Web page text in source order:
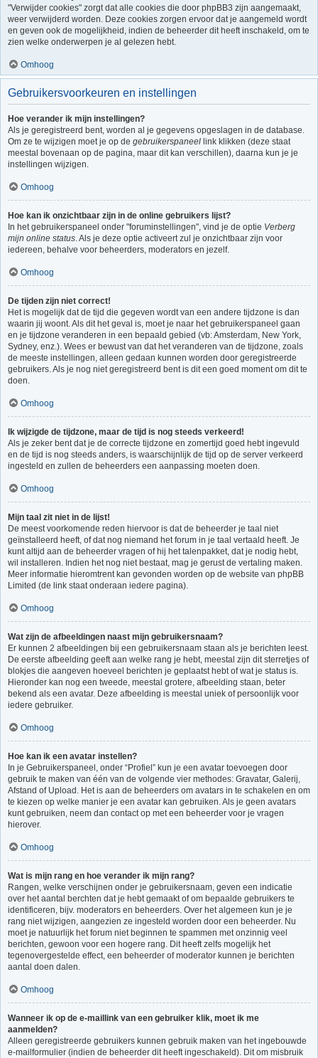
"Verwijder cookies" zorgt dat alle cookies die door phpBB3 zijn aangemaakt,
weer verwijderd worden. Deze cookies zorgen ervoor dat je aangemeld wordt
en geven ook de mogelijkheid, indien de beheerder dit heeft inschakeld, om te
zien welke onderwerpen je al gelezen hebt.
Omhoog
Gebruikersvoorkeuren en instellingen
Hoe verander ik mijn instellingen?
Als je geregistreerd bent, worden al je gegevens opgeslagen in de database.
Om ze te wijzigen moet je op de gebruikerspaneel link klikken (deze staat
meestal bovenaan op de pagina, maar dit kan verschillen), daarna kun je je
instellingen wijzigen.
Omhoog
Hoe kan ik onzichtbaar zijn in de online gebruikers lijst?
In het gebruikerspaneel onder "foruminstellingen", vind je de optie Verberg
mijn online status. Als je deze optie activeert zul je onzichtbaar zijn voor
iedereen, behalve voor beheerders, moderators en jezelf.
Omhoog
De tijden zijn niet correct!
Het is mogelijk dat de tijd die gegeven wordt van een andere tijdzone is dan
waarin jij woont. Als dit het geval is, moet je naar het gebruikerspaneel gaan
en je tijdzone veranderen in een bepaald gebied (vb: Amsterdam, New York,
Sydney, enz.). Wees er bewust van dat het veranderen van de tijdzone, zoals
de meeste instellingen, alleen gedaan kunnen worden door geregistreerde
gebruikers. Als je nog niet geregistreerd bent is dit een goed moment om dit te
doen.
Omhoog
Ik wijzigde de tijdzone, maar de tijd is nog steeds verkeerd!
Als je zeker bent dat je de correcte tijdzone en zomertijd goed hebt ingevuld
en de tijd is nog steeds anders, is waarschijnlijk de tijd op de server verkeerd
ingesteld en zullen de beheerders een aanpassing moeten doen.
Omhoog
Mijn taal zit niet in de lijst!
De meest voorkomende reden hiervoor is dat de beheerder je taal niet
geïnstalleerd heeft, of dat nog niemand het forum in je taal vertaald heeft. Je
kunt altijd aan de beheerder vragen of hij het talenpakket, dat je nodig hebt,
wil installeren. Indien het nog niet bestaat, mag je gerust de vertaling maken.
Meer informatie hieromtrent kan gevonden worden op de website van phpBB
Limited (de link staat onderaan iedere pagina).
Omhoog
Wat zijn de afbeeldingen naast mijn gebruikersnaam?
Er kunnen 2 afbeeldingen bij een gebruikersnaam staan als je berichten leest.
De eerste afbeelding geeft aan welke rang je hebt, meestal zijn dit sterretjes of
blokjes die aangeven hoeveel berichten je geplaatst hebt of wat je status is.
Hieronder kan nog een tweede, meestal grotere, afbeelding staan, beter
bekend als een avatar. Deze afbeelding is meestal uniek of persoonlijk voor
iedere gebruiker.
Omhoog
Hoe kan ik een avatar instellen?
In je Gebruikerspaneel, onder “Profiel” kun je een avatar toevoegen door
gebruik te maken van één van de volgende vier methodes: Gravatar, Galerij,
Afstand of Upload. Het is aan de beheerders om avatars in te schakelen en om
te kiezen op welke manier je een avatar kan gebruiken. Als je geen avatars
kunt gebruiken, neem dan contact op met een beheerder voor je vragen
hierover.
Omhoog
Wat is mijn rang en hoe verander ik mijn rang?
Rangen, welke verschijnen onder je gebruikersnaam, geven een indicatie
over het aantal berchten dat je hebt gemaakt of om bepaalde gebruikers te
identificeren, bijv. moderators en beheerders. Over het algemeen kun je je
rang niet wijzigen, aangezien ze ingesteld worden door een beheerder. Nu
moet je natuurlijk het forum niet beginnen te spammen met onzinnig veel
berichten, gewoon voor een hogere rang. Dit heeft zelfs mogelijk het
tegenovergestelde effect, een beheerder of moderator kunnen je berichten
aantal doen dalen.
Omhoog
Wanneer ik op de e-maillink van een gebruiker klik, moet ik me
aanmelden?
Alleen geregistreerde gebruikers kunnen gebruik maken van het ingebouwde
e-mailformulier (indien de beheerder dit heeft ingeschakeld). Dit om misbruik